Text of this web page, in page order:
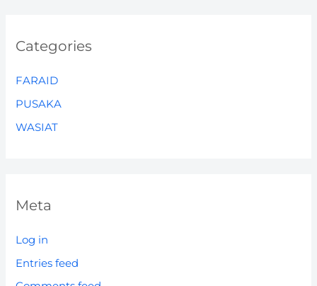
Categories
FARAID
PUSAKA
WASIAT
Meta
Log in
Entries feed